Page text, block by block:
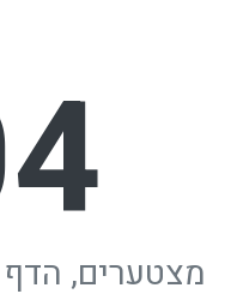
מצטערים,